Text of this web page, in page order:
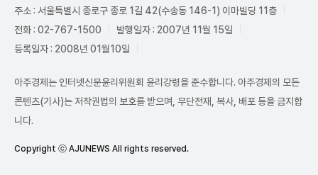
주소 : 서울특별시 종로구 종로 1길 42(수송동 146-1) 이마빌딩 11층
전화 : 02-767-1500
발행일자 : 2007년 11월 15일
등록일자 : 2008년 01월10일
아주경제는 인터넷신문윤리위원회 윤리강령을 준수합니다. 아주경제의 모든
콘텐츠(기사)는 저작권법의 보호를 받으며, 무단전재, 복사, 배포 등을 금지합
니다.
Copyright ⓒ AJUNEWS All rights reserved.